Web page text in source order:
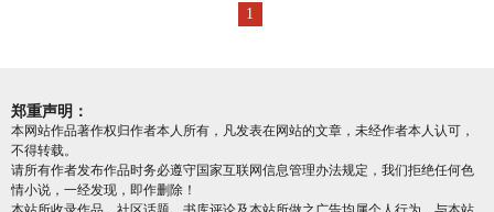
1
郑重声明：
本网站作品著作权归作者本人所有，凡发表在网站的文章，未经作者本人认可，
不得转载。
请所有作者发布作品时务必遵守国家互联网信息管理办法规定，我们拒绝任何色
情小说，一经发现，即作删除！